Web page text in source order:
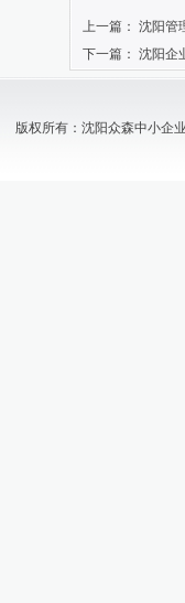
上一篇： 沈阳管
下一篇： 沈阳企
版权所有：沈阳众森中小企